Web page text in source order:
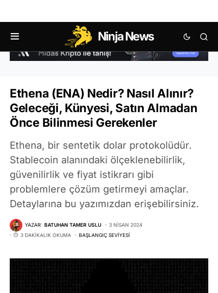
Ninja News
Ethena (ENA) Nedir? Nasıl Alınır?
Geleceği, Künyesi, Satın Almadan
Önce Bilinmesi Gerekenler
Ethena, bir sentetik dolar protokolüdür.
Stablecoin alanındaki ölçeklenebilirlik,
güvenilirlik ve fiyat istikrarı gibi
problemlere çözüm getirmeyi amaçlar.
Detaylarına bu yazımızdan erişebilirsiniz.
YAZAR: BATUHAN TAMER USLU
3 NISAN 2024
3 DAKIKALIK OKUMA
BAŞLANGIÇ SEVIYESI